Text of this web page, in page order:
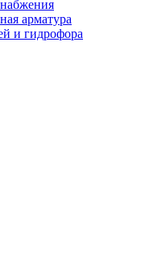
арматура
и гидрофора